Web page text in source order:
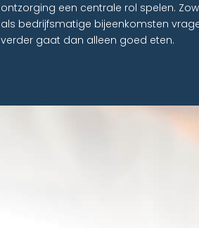
ontzorging een centrale rol spelen.
als bedrijfsmatige bijeenkomsten
verder gaat dan alleen goed eten.